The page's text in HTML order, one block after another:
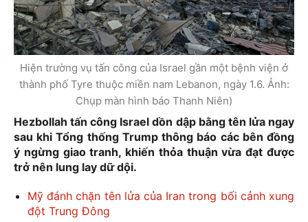
Hiện trường vụ tấn công của Israel gần một bệnh viện ở
thành phố Tyre thuộc miền nam Lebanon, ngày 1.6. Ảnh:
Chụp màn hình báo Thanh Niên)
Hezbollah tấn công Israel dồn dập bằng tên lửa ngay
sau khi Tổng thống Trump thông báo các bên đồng
ý ngừng giao tranh, khiến thỏa thuận vừa đạt được
trở nên lung lay dữ dội.
Mỹ đánh chặn tên lửa của Iran trong bối cảnh xung
đột Trung Đông